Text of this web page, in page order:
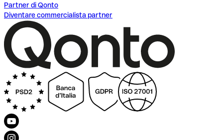
Partner di Qonto
Diventare commercialista partner